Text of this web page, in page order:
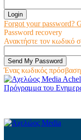
Forgot your password?
Password recovery
Ανακτήστε τον κωδικό
Ένας κωδικός
Πρόγραμμα του